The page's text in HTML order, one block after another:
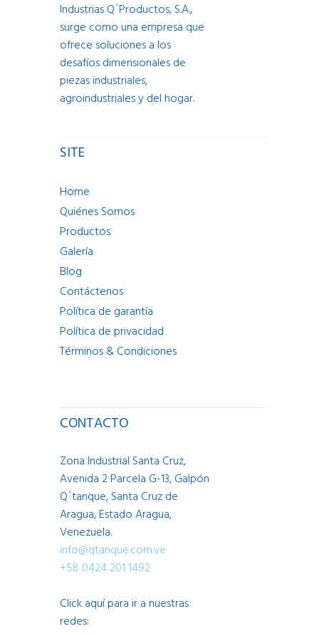
Industrias Q´Productos, S.A.,
surge como una empresa que
ofrece soluciones a los
desafíos dimensionales de
piezas industriales,
agroindustriales y del hogar.
SITE
Home
Quiénes Somos
Productos
Galería
Blog
Contáctenos
Política de garantía
Política de privacidad
Términos & Condiciones
CONTACTO
Zona Industrial Santa Cruz,
Avenida 2 Parcela G-13, Galpón
Q´tanque, Santa Cruz de
Aragua, Estado Aragua,
Venezuela.
info@qtanque.com.ve
+58 0424 201 1492
Click aquí para ir a nuestras
redes: